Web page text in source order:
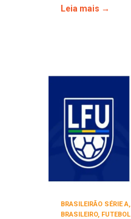
Leia mais →
BRASILEIRÃO SÉRIE A,
BRASILEIRO, FUTEBOL